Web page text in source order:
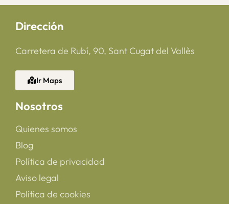
Dirección
Carretera de Rubí, 90, Sant Cugat del Vallès
Ir Maps
Nosotros
Quienes somos
Blog
Política de privacidad
Aviso legal
Política de cookies